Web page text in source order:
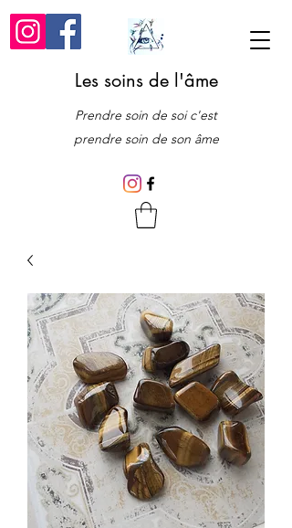
Les soins de l'âme
Prendre soin de soi c'est
prendre soin de son âme